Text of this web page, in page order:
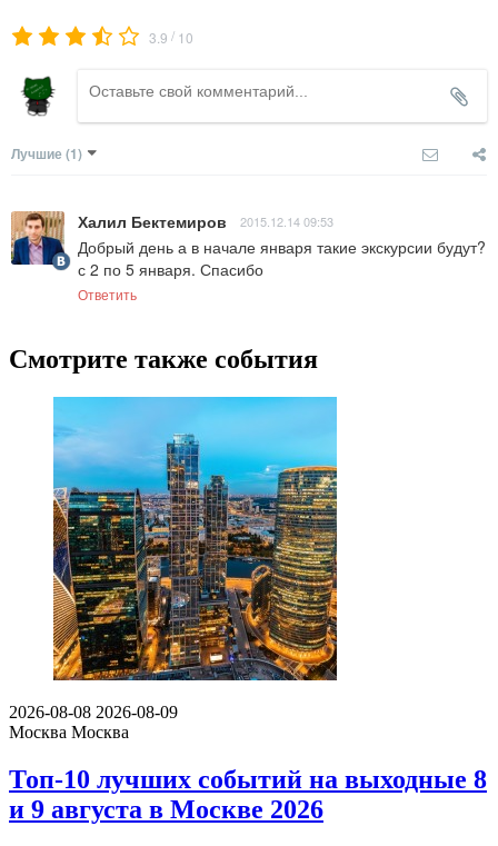
3.9 / 10
Лучшие (1)
Халил Бектемиров 2015.12.14 09:53
Добрый день а в начале января такие экскурсии будут?
с 2 по 5 января. Спасибо
Ответить
Смотрите также события
2026-08-08 2026-08-09
Москва Москва
Топ-10 лучших событий на выходные 8
и 9 августа в Москве 2026